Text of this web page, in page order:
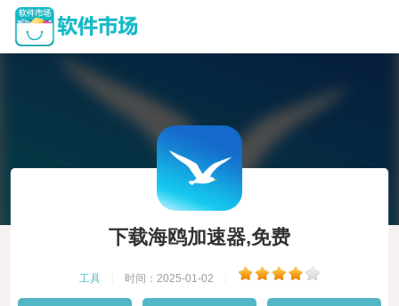
下载海鸥加速器,免费
工具 时间：2025-01-02